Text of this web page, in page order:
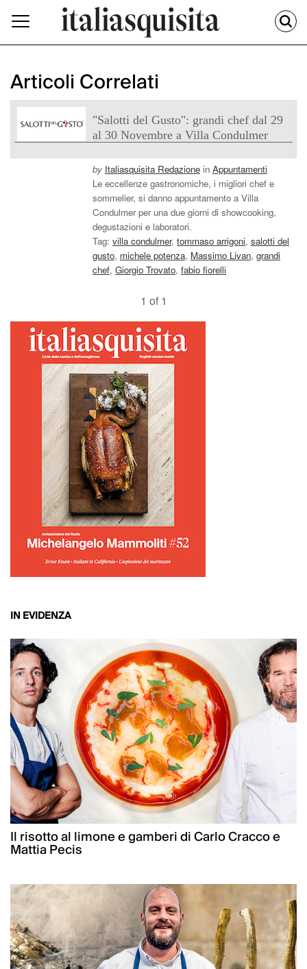
Articoli Correlati
"Salotti del Gusto": grandi chef dal 29
al 30 Novembre a Villa Condulmer
by Italiasquisita Redazione in Appuntamenti
Le eccellenze gastronomiche, i migliori chef e
sommelier, si danno appuntamento a Villa
Condulmer per una due giorni di showcooking,
degustazioni e laboratori.
Tag: villa condulmer, tommaso arrigoni, salotti del
gusto, michele potenza, Massimo Livan, grandi
chef, Giorgio Trovato, fabio fiorelli
1 of 1
IN EVIDENZA
Il risotto al limone e gamberi di Carlo Cracco e
Mattia Pecis